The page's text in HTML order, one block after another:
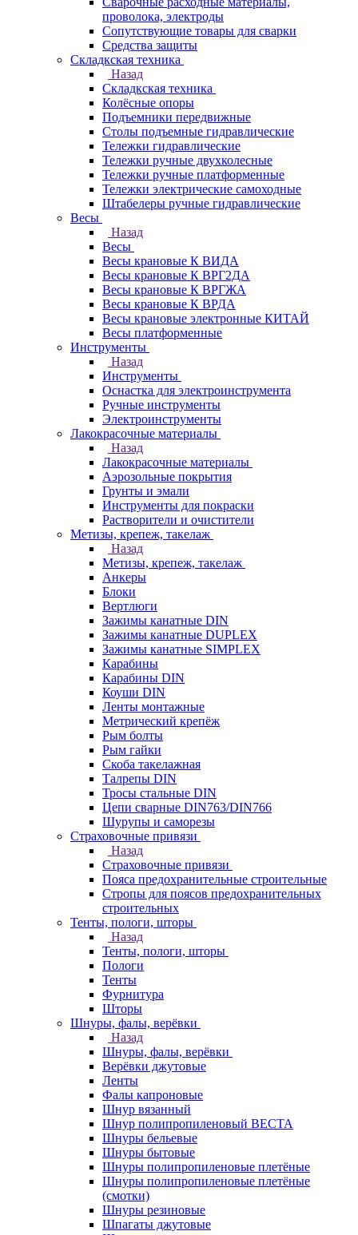
проволока, электроды
Сопутствующие товары для сварки
Средства защиты
Складкская техника
Назад
Складкская техника
Колёсные опоры
Подъемники передвижные
Столы подъемные гидравлические
Тележки гидравлические
Тележки ручные двухколесные
Тележки ручные платформенные
Тележки электрические самоходные
Штабелеры ручные гидравлические
Весы
Назад
Весы
Весы крановые К ВИДА
Весы крановые К ВРГ2ДА
Весы крановые К ВРГЖА
Весы крановые К ВРДА
Весы крановые электронные КИТАЙ
Весы платформенные
Инструменты
Назад
Инструменты
Оснастка для электроинструмента
Ручные инструменты
Электроинструменты
Лакокрасочные материалы
Назад
Лакокрасочные материалы
Аэрозольные покрытия
Грунты и эмали
Инструменты для покраски
Растворители и очистители
Метизы, крепеж, такелаж
Назад
Метизы, крепеж, такелаж
Анкеры
Блоки
Вертлюги
Зажимы канатные DIN
Зажимы канатные DUPLEX
Зажимы канатные SIMPLEX
Карабины
Карабины DIN
Коуши DIN
Ленты монтажные
Метрический крепёж
Рым болты
Рым гайки
Скоба такелажная
Талрепы DIN
Тросы стальные DIN
Цепи сварные DIN763/DIN766
Шурупы и саморезы
Страховочные привязи
Назад
Страховочные привязи
Пояса предохранительные строительные
Стропы для поясов предохранительных
строительных
Тенты, пологи, шторы
Назад
Тенты, пологи, шторы
Пологи
Тенты
Фурнитура
Шторы
Шнуры, фалы, верёвки
Назад
Шнуры, фалы, верёвки
Верёвки джутовые
Ленты
Фалы капроновые
Шнур вязанный
Шнур полипропиленовый ВЕСТА
Шнуры бельевые
Шнуры бытовые
Шнуры полипропиленовые плетёные
Шнуры полипропиленовые плетёные
(смотки)
Шнуры резиновые
Шпагаты джутовые